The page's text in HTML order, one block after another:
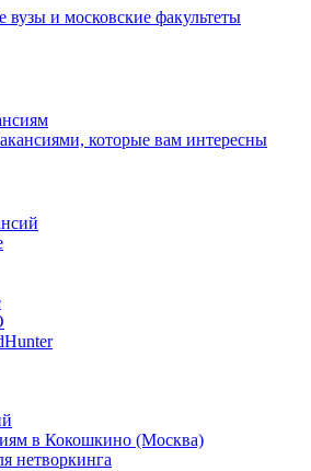
и московские факультеты
которые вам интересны
в Кокошкино (Москва)
нетворкинга